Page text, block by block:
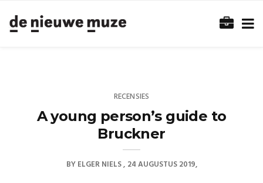
RECENSIES
A young person’s guide to
Bruckner
BYELGER NIELS 24 AUGUSTUS 2019